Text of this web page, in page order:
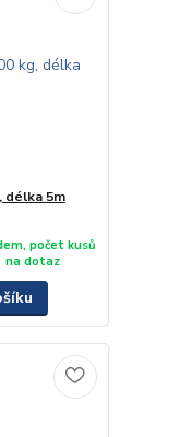
délka 5m
počet kusů
na dotaz